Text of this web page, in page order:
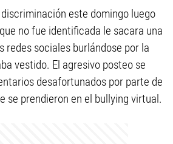
este domingo luego
no fue identificada le sacara una
redes sociales burlándose por la
vestido. El agresivo posteo se
desafortunados por parte de
se prendieron en el bullying virtual.